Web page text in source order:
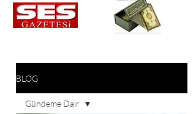
BLOG
Gündeme Dair